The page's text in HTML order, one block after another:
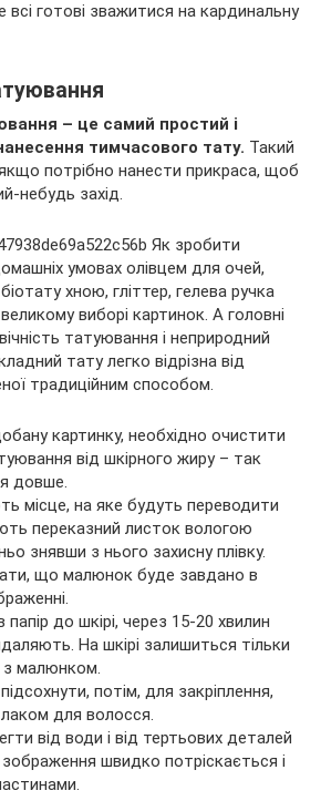
всі готові зважитися на кардинальну
– це самий простий і
тимчасового тату. Такий
потрібно нанести прикраса, щоб
небудь захід.
виборі картинок. А головні
татуювання і неприродний
тату легко відрізна від
традиційним способом.
картинку, необхідно очистити
від шкірного жиру – так
довше.
місце, на яке будуть переводити
переказний листок вологою
знявши з нього захисну плівку.
що малюнок буде завдано в
до шкірі, через 15-20 хвилин
На шкірі залишиться тільки
з малюнком.
потім, для закріплення,
для волосся.
від води і від тертьових деталей
зображення швидко потріскається і